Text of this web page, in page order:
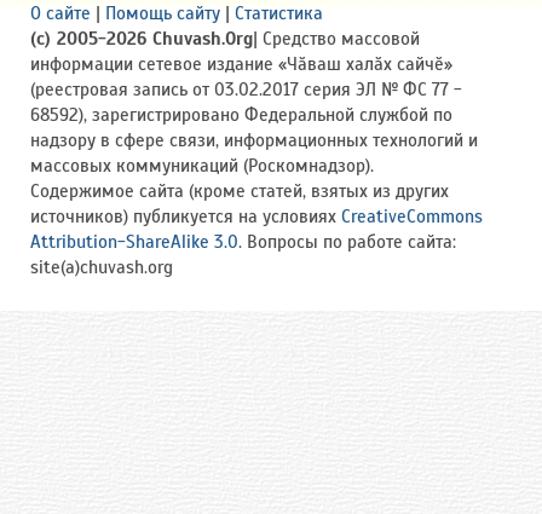
О сайте | Помощь сайту | Статистика
(c) 2005-2026 Chuvash.Org| Средство массовой
информации сетевое издание «Чӑваш халӑх сайчӗ»
(реестровая запись от 03.02.2017 серия ЭЛ № ФС 77 -
68592), зарегистрировано Федеральной службой по
надзору в сфере связи, информационных технологий и
массовых коммуникаций (Роскомнадзор).
Содержимое сайта (кроме статей, взятых из других
источников) публикуется на условиях CreativeCommons
Attribution-ShareAlike 3.0. Вопросы по работе сайта:
site(a)chuvash.org